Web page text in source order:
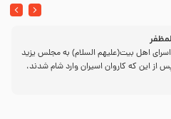
اسراى اهل بیت‌(علیهم السلام) به مجلس یزید
از این كه كاروان اسیران وارد شام شدند،